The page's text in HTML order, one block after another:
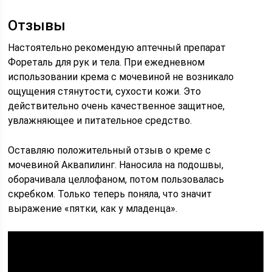
Отзывы
Настоятельно рекомендую аптечный препарат
Фореталь для рук и тела. При ежедневном
использовании крема с мочевиной не возникало
ощущения стянутости, сухости кожи. Это
действительно очень качественное защитное,
увлажняющее и питательное средство.
Оставляю положительный отзыв о креме с
мочевиной Аквапилинг. Наносила на подошвы,
оборачивала целлофаном, потом пользовалась
скребком. Только теперь поняла, что значит
выражение «пятки, как у младенца».